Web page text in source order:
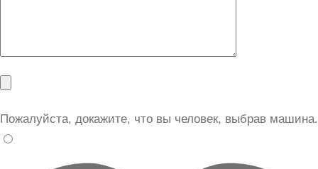
Пожалуйста, докажите, что вы человек, выбрав машина.